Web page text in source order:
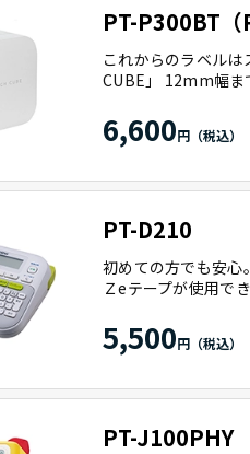
PT-P300BT（
これからのラベル
CUBE」 12mm幅ま
6,600
PT-D210
初めての方でも安
Ｚeテープが使用で
5,500
PT-J100PHY